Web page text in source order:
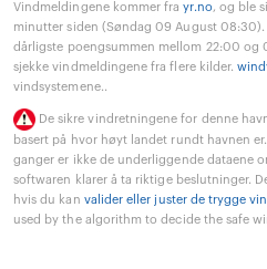
Vindmeldingene kommer frayr.no, og ble
minutter siden (Søndag 09 August 08:30).
dårligste poengsummen mellom 22:00 og
sjekke vindmeldingene fra flere kilder.
vindsystemene..
De sikre vindretningene for denne
basert på hvor høyt landet rundt havnen
ganger er ikke de underliggende dataene
softwaren klarer å ta riktige beslutninger.
hvis du kan valider eller juster de trygge
used by the algorithm to decide the safe